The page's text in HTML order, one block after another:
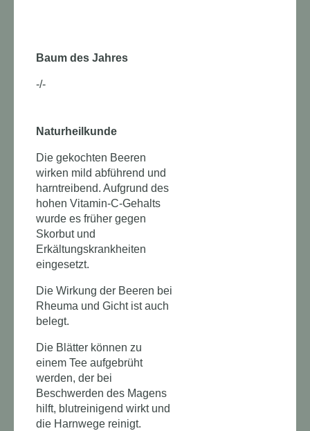
Baum des Jahres
-/-
Naturheilkunde
Die gekochten Beeren
wirken mild abführend und
harntreibend. Aufgrund des
hohen Vitamin-C-Gehalts
wurde es früher gegen
Skorbut und
Erkältungskrankheiten
eingesetzt.
Die Wirkung der Beeren bei
Rheuma und Gicht ist auch
belegt.
Die Blätter können zu
einem Tee aufgebrüht
werden, der bei
Beschwerden des Magens
hilft, blutreinigend wirkt und
die Harnwege reinigt.